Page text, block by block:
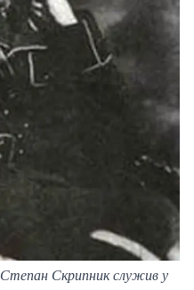
Степан Скрипникслужив у